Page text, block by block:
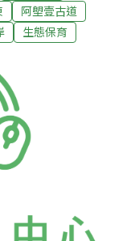
民國百年前夕的
」，距離台北最遠
陳情，為最後的自
們從她身上吸吮乳
遍體鱗傷，還不知
技，從外太空看到
理，讓盜伐者無所
的競技場上短兵相
與民眾太有距離。
，以另一種角度，
阿塱壹古道
生態保育